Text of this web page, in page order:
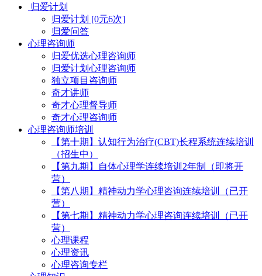
归爱计划
归爱计划 [0元6次]
归爱问答
心理咨询师
归爱优选心理咨询师
归爱计划心理咨询师
独立项目咨询师
奇才讲师
奇才心理督导师
奇才心理咨询师
心理咨询师培训
【第十期】认知行为治疗(CBT)长程系统连续培训
（招生中）
【第九期】自体心理学连续培训2年制（即将开
营）
【第八期】精神动力学心理咨询连续培训（已开
营）
【第七期】精神动力学心理咨询连续培训（已开
营）
心理课程
心理资讯
心理咨询专栏